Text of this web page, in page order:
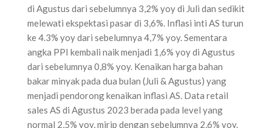
di Agustus dari sebelumnya 3,2% yoy di Juli dan sedikit
melewati ekspektasi pasar di 3,6%. Inflasi inti AS turun
ke 4.3% yoy dari sebelumnya 4,7% yoy. Sementara
angka PPI kembali naik menjadi 1,6% yoy di Agustus
dari sebelumnya 0,8% yoy. Kenaikan harga bahan
bakar minyak pada dua bulan (Juli & Agustus) yang
menjadi pendorong kenaikan inflasi AS. Data retail
sales AS di Agustus 2023 berada pada level yang
normal 2,5% yoy, mirip dengan sebelumnya 2,6% yoy.